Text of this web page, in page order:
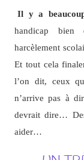
Il y a
handicap bien
harcèlement
Et tout cela
l’on dit, ceux
n’arrive pas à
devrait dire…
aider…